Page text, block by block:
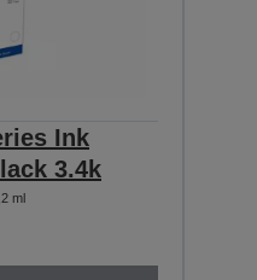
Ink
3.4k
ml